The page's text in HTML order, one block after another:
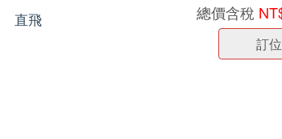
直飛 總價含稅
訂位